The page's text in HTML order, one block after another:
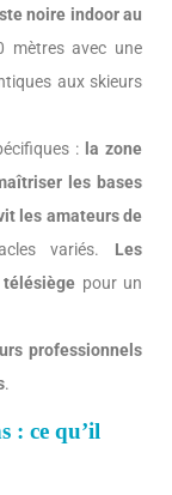
noire indoor au
mètres avec une
aux skieurs
:la zone
les bases
les amateurs de
variés. Les
pour un
professionnels
.
: ce qu’il